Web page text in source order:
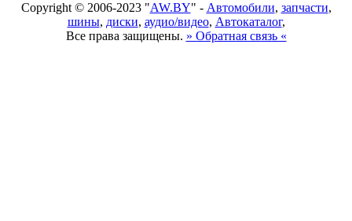
Copyright © 2006-2023 "AW.BY" - Автомобили, запчасти,
шины, диски, аудио/видео, Автокаталог,
Все права защищены. » Обратная связь «